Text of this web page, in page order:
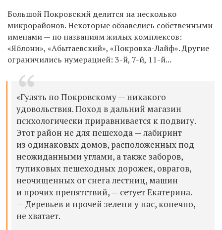
Большой Покровский делится на несколько
микрорайонов. Некоторые обзавелись собственными
именами — по названиям жилых комплексов:
«Яблони», «Абытаевский», «Покровка-Лайф». Другие
ограничились нумерацией: 3-й, 7-й, 11-й...
«Гулять по Покровскому — никакого
удовольствия. Поход в дальний магазин
психологически приравнивается к подвигу.
Этот район не для пешехода — лабиринт
из одинаковых домов, расположенных под
неожиданными углами, а также заборов,
тупиковых пешеходных дорожек, оврагов,
неочищенных от снега лестниц, машин
и прочих препятствий, — сетует Екатерина.
—Деревьев и прочей зелени у нас, конечно,
не хватает.